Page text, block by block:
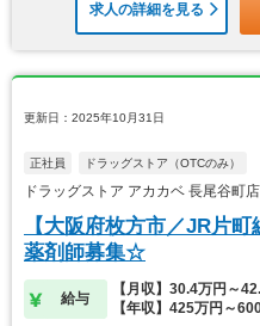
求人の詳細を見る
更新日：2025年10月31日
正社員 ドラッグストア（OTCのみ）
ドラッグストア アカカベ 長尾谷
【大阪府枚方市／JR片
薬剤師募集☆
給与
【月収】30.4万円～
【年収】425万円～